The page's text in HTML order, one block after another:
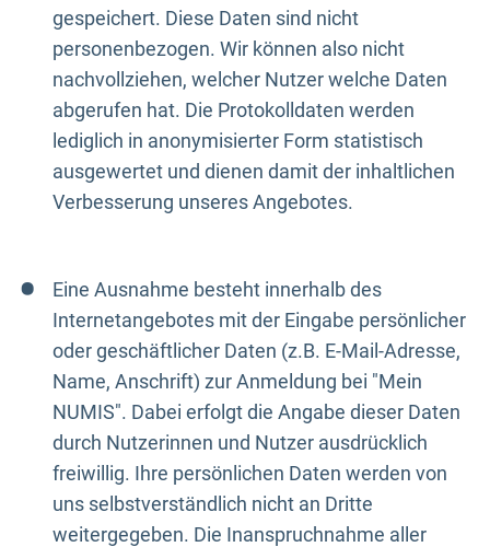
gespeichert. Diese Daten sind nicht
personenbezogen. Wir können also nicht
nachvollziehen, welcher Nutzer welche Daten
abgerufen hat. Die Protokolldaten werden
lediglich in anonymisierter Form statistisch
ausgewertet und dienen damit der inhaltlichen
Verbesserung unseres Angebotes.
Eine Ausnahme besteht innerhalb des
Internetangebotes mit der Eingabe persönlicher
oder geschäftlicher Daten (z.B. E-Mail-Adresse,
Name, Anschrift) zur Anmeldung bei "Mein
NUMIS". Dabei erfolgt die Angabe dieser Daten
durch Nutzerinnen und Nutzer ausdrücklich
freiwillig. Ihre persönlichen Daten werden von
uns selbstverständlich nicht an Dritte
weitergegeben. Die Inanspruchnahme aller